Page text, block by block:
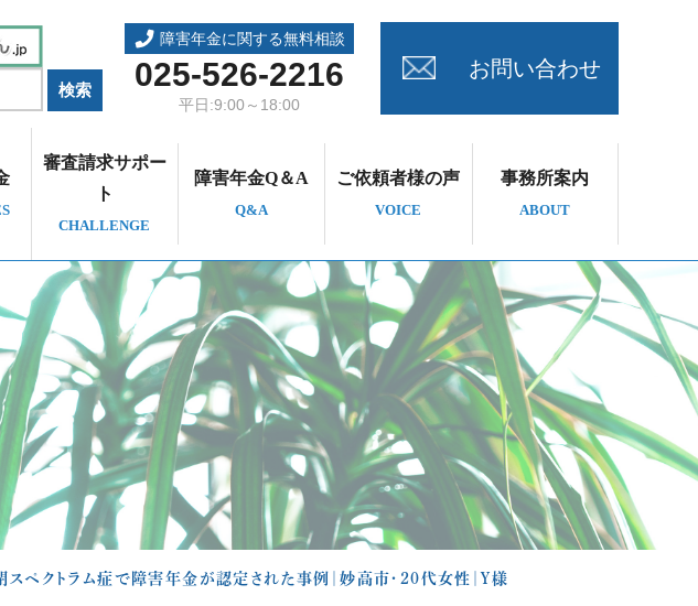
障害年金に関する無料相談
025-526-2216
平日:9:00～18:00
お問い合わせ
審査請求サポー
ト
CHALLENGE
障害年金Q＆A
Q&A
ご依頼者様の声
VOICE
事務所案内
ABOUT
スペクトラム症で障害年金が認定された事例｜妙高市・２０代女性｜Ｙ様